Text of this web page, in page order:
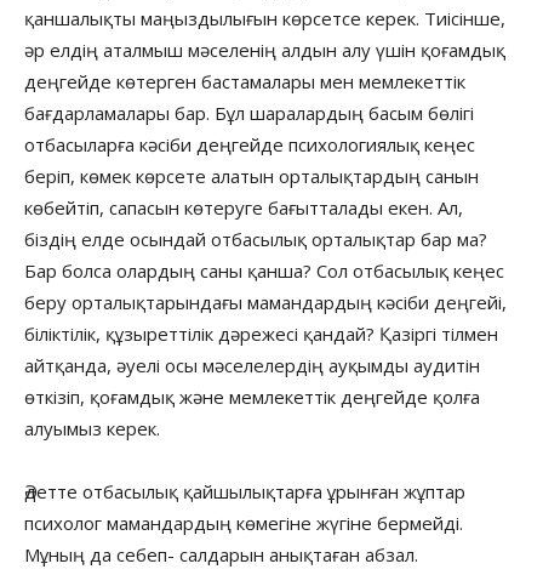
қаншалықты маңыздылығын көрсетсе керек. Тиісінше,
әр елдің аталмыш мәселенің алдын алу үшін қоғамдық
деңгейде көтерген бастамалары мен мемлекеттік
бағдарламалары бар. Бұл шаралардың басым бөлігі
отбасыларға кәсіби деңгейде психологиялық кеңес
беріп, көмек көрсете алатын орталықтардың санын
көбейтіп, сапасын көтеруге бағытталады екен. Ал,
біздің елде осындай отбасылық орталықтар бар ма?
Бар болса олардың саны қанша? Сол отбасылық кеңес
беру орталықтарындағы мамандардың кәсіби деңгейі,
біліктілік, құзыреттілік дәрежесі қандай? Қазіргі тілмен
айтқанда, әуелі осы мәселелердің ауқымды аудитін
өткізіп, қоғамдық және мемлекеттік деңгейде қолға
алуымыз керек.
Әдетте отбасылық қайшылықтарға ұрынған жұптар
психолог мамандардың көмегіне жүгіне бермейді.
Мұның да себеп- салдарын анықтаған абзал.